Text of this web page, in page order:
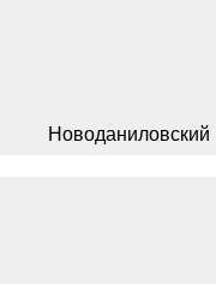
Новоданиловский